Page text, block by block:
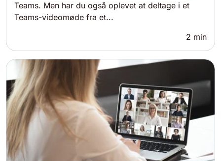
Teams. Men har du også oplevet at deltage i et
Teams-videomøde fra et...
2 min